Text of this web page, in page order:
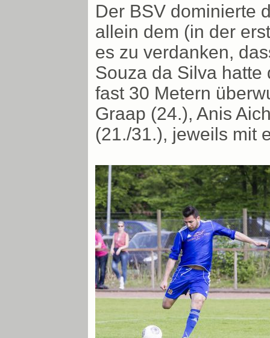
Der BSV dominierte
allein dem (in der
es zu verdanken,
Souza da Silva
fast 30 Metern
Graap (24.), Anis
(21./31.), jeweils mit